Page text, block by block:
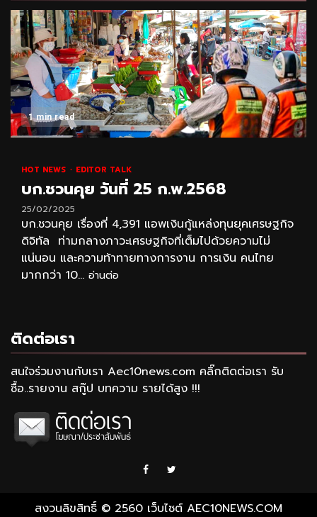
1 min read
HOT NEWS EDITOR TALK
บก.ชวนคุย วันที่ 25 ก.พ.2568
25/02/2025
บก.ชวนคุย เรื่องที่ 4,391 แอพเงินกู้แหล่งทุนยุคเศรษฐกิจ
ดิจิทัล ท่ามกลางภาวะเศรษฐกิจที่เต็มไปด้วยความไม่
แน่นอน และความท้าทายทางการงาน การเงิน คนไทย
มากกว่า 10... อ่านต่อ
ติดต่อเรา
สนใจร่วมงานกับเรา Aec10news.com คลิ๊กติดต่อเรา รับ
ซื้อ..รายงาน สกู๊ป บทความ รายได้สูง !!!
Facebook
Twitter
สงวนลิขสิทธิ์ © 2560 เว็บไซต์ AEC10NEWS.COM